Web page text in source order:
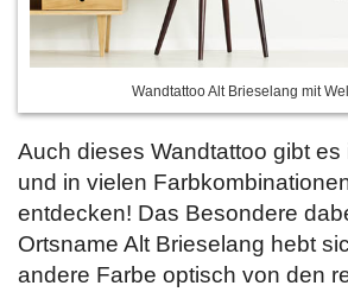
Wandtattoo Alt Brieselang mit
Auch dieses Wandtattoo gibt es
und in vielen
entdecken! Das Besondere
Ortsname Alt Brieselang hebt
andere Farbe optisch von den